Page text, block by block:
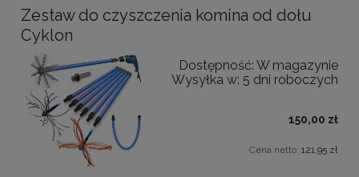
Zestaw do czyszczenia komina od dołu
Cyklon
Dostępność: W magazynie
Wysyłka w: 5 dni roboczych
150,00 zł
Cena netto: 121,95 zł